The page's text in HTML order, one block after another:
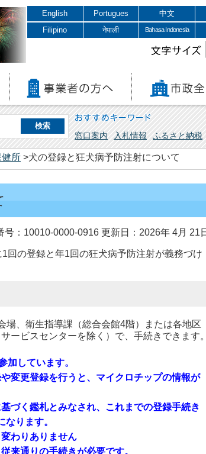
English Portugues
中文
Filipino
नेपाली Bahasa Indonesia
文字サイズ
おすすめキーワード
窓口案内 入札情報 ふるさと納税
健所 >犬の登録と狂犬病予防注射について
号：10010-0000-0916 更新日：2026年 4月 21
の登録と年1回の狂犬病予防注射が義務づけ
、衛生指導課（総合会館4階）または各地区
ービスセンターを除く）で、手続きできます
しています。
変更登録を行うと、マイクロチップの情報が
く鑑札とみなされ、これまでの登録手続き
ります。
りありません
通りの手続きが必要です。